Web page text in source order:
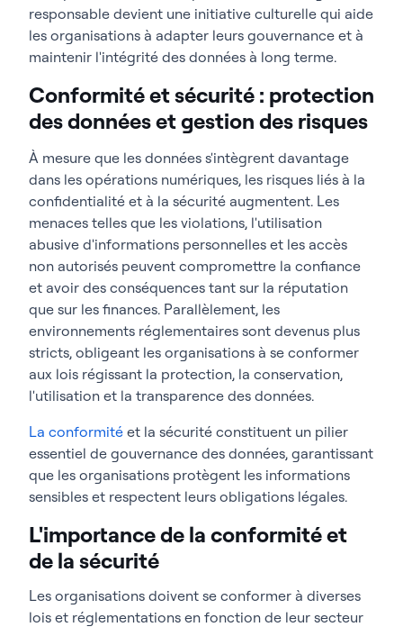
responsable devient une initiative culturelle qui aide
les organisations à adapter leurs gouvernance et à
maintenir l'intégrité des données à long terme.
Conformité et sécurité : protection
des données et gestion des risques
À mesure que les données s'intègrent davantage
dans les opérations numériques, les risques liés à la
confidentialité et à la sécurité augmentent. Les
menaces telles que les violations, l'utilisation
abusive d'informations personnelles et les accès
non autorisés peuvent compromettre la confiance
et avoir des conséquences tant sur la réputation
que sur les finances. Parallèlement, les
environnements réglementaires sont devenus plus
stricts, obligeant les organisations à se conformer
aux lois régissant la protection, la conservation,
l'utilisation et la transparence des données.
La conformité et la sécurité constituent un pilier
essentiel de gouvernance des données, garantissant
que les organisations protègent les informations
sensibles et respectent leurs obligations légales.
L'importance de la conformité et
de la sécurité
Les organisations doivent se conformer à diverses
lois et réglementations en fonction de leur secteur